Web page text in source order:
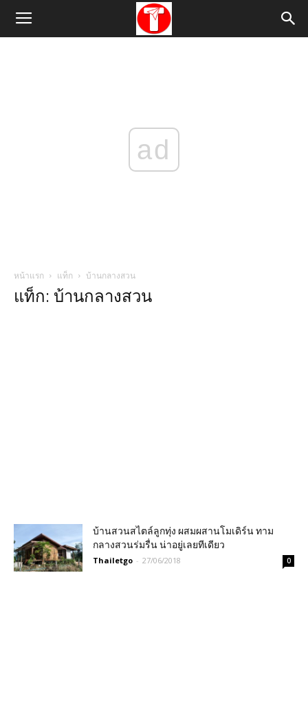
ad
หน้าแรก แท็ก บ้านกลางสวน
แท็ก: บ้านกลางสวน
บ้านสวนสไตล์ลูกทุ่ง ผสมผสานโมเดิร์น ทาม
กลางสวนร่มรื่น น่าอยู่เลยทีเดียว
Thailetgo - 27/06/2018 0